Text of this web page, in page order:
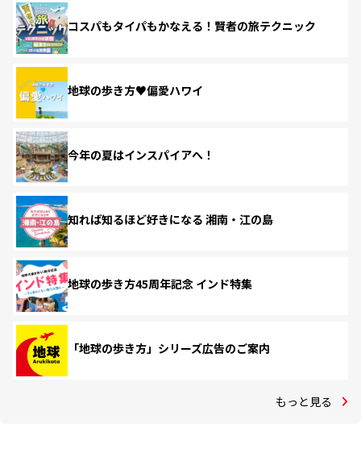
コスパもタイパもかなえる！賢者の旅テクニック
地球の歩き方♥偏愛ハワイ
今年の夏はインスパイアへ！
知れば知るほど好きになる 湘南・江の島
地球の歩き方45周年記念 インド特集
「地球の歩き方」シリーズ広告のご案内
もっと見る